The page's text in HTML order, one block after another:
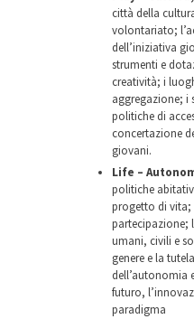
città della
volontariato;
dell’iniziativa
strumenti e
creatività; i
aggregazione; i
politiche di
concertazione
giovani.
Life –
politiche
progetto di vita;
partecipazione;
umani, civili e
genere e la
dell’autonomia
futuro,
paradigma